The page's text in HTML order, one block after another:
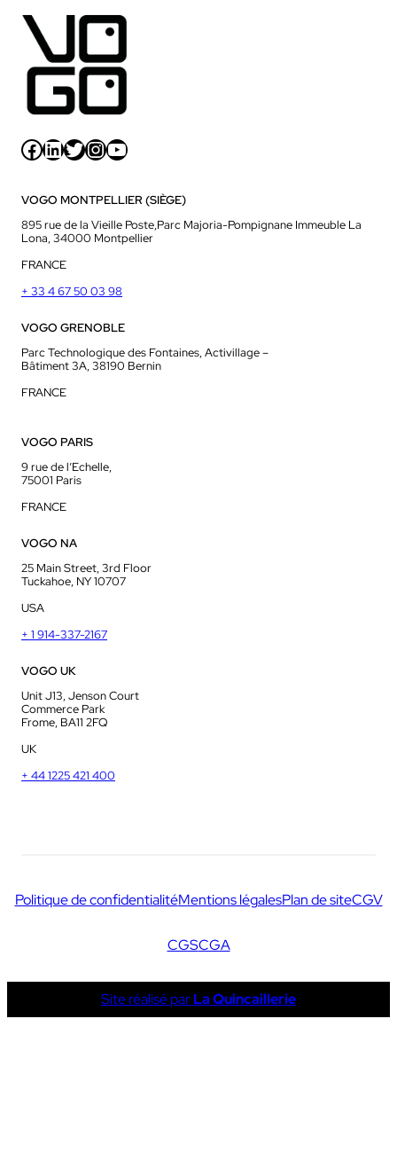
Facebook LinkedIn Twitter InstagramYouTube
VOGO MONTPELLIER (SIÈGE)
895 rue de la Vieille Poste,Parc Majoria-Pompignane Immeuble La
Lona, 34000 Montpellier
FRANCE
+ 33 4 67 50 03 98
VOGO GRENOBLE
Parc Technologique des Fontaines, Activillage –
Bâtiment 3A, 38190 Bernin
FRANCE
VOGO PARIS
9 rue de l’Echelle,
75001 Paris
FRANCE
VOGO NA
25 Main Street, 3rd Floor
Tuckahoe, NY 10707
USA
+ 1 914-337-2167
VOGO UK
Unit J13, Jenson Court
Commerce Park
Frome, BA11 2FQ
UK
+ 44 1225 421 400
Politique de confidentialitéMentions légalesPlan de siteCGV
CGSCGA
Site réalisé parLa Quincaillerie